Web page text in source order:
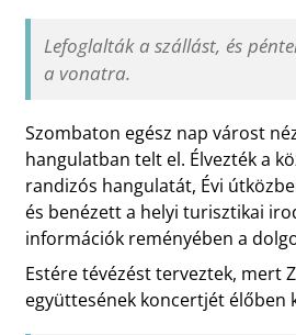
Lefoglalták a szállást, és
a vonatra.
Szombaton egész nap várost
hangulatban telt el. Élvezték a
randizós hangulatát, Évi
és benézett a helyi turisztikai
információk reményében a
Estére tévézést terveztek, mert
együttesének koncertjét élőben